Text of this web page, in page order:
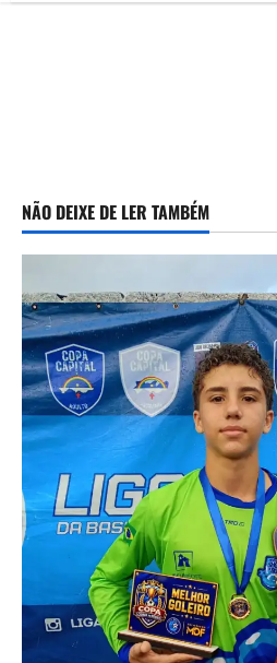
NÃO DEIXE DE LER TAMBÉM